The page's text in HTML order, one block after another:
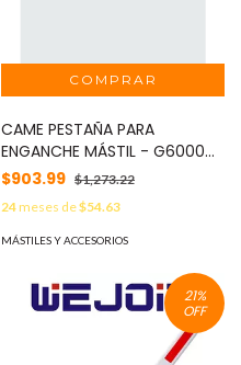
CAME PESTAÑA PARA
ENGANCHE MÁSTIL - G6000
MOD: 119-RIG-066
$903.99 $1,273.22
24meses de$54.63
MÁSTILES Y ACCESORIOS
21%
OFF